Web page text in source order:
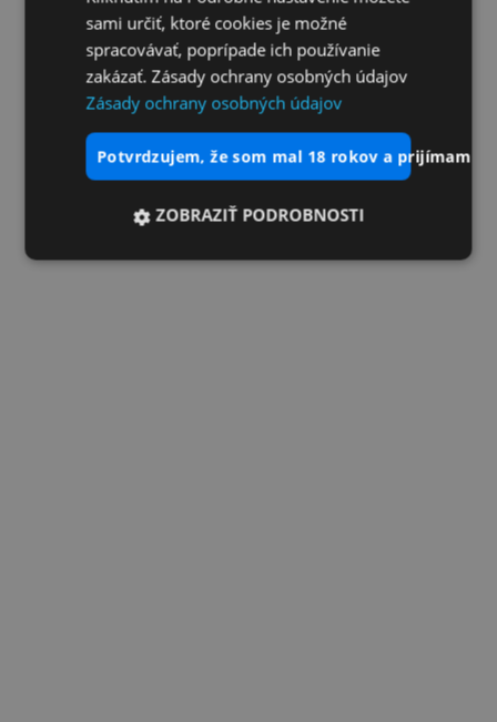
sami určiť, ktoré cookies je možné
spracovávať, poprípade ich používanie
zakázať. Zásady ochrany osobných údajov
Zásady ochrany osobných údajov
potvrdzujem, že som mal 18 rokov a prijímam
ZOBRAZIŤ PODROBNOSTI